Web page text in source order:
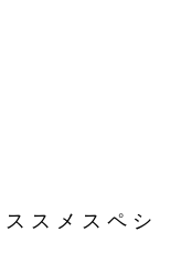
スメスペシ